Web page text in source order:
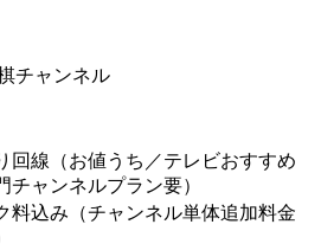
回線（お値うち／テレビおすすめ
チャンネルプラン要）
料込み（チャンネル単体追加料金